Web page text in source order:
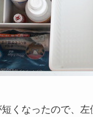
くなったので、